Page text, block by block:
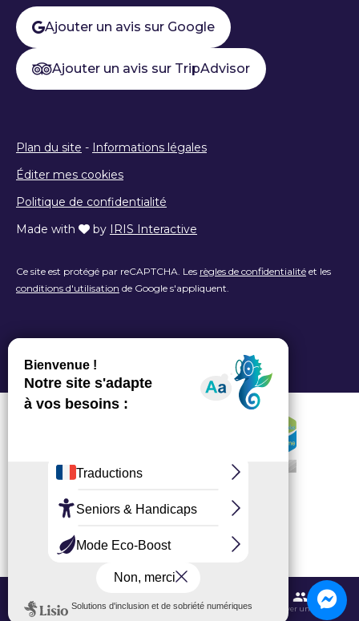
Contactez-nous Itinéraires et transports Aéroport CDG Trouver une salle
Ajouter un avis sur Google
Ajouter un avis sur TripAdvisor
Plan du site - Informations légales
Éditer mes cookies
Politique de confidentialité
Made with
by IRIS Interactive
Ce site est protégé par reCAPTCHA. Les règles de confidentialité et les
conditions d'utilisation de Google s'appliquent.